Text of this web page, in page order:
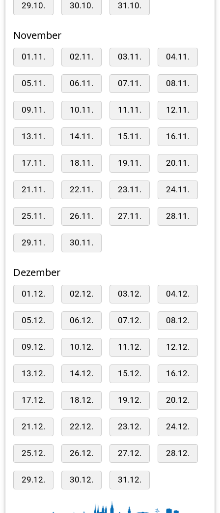
29.10. 30.10. 31.10.
November
01.11. 02.11. 03.11. 04.11.
05.11. 06.11. 07.11. 08.11.
09.11. 10.11. 11.11. 12.11.
13.11. 14.11. 15.11. 16.11.
17.11. 18.11. 19.11. 20.11.
21.11. 22.11. 23.11. 24.11.
25.11. 26.11. 27.11. 28.11.
29.11. 30.11.
Dezember
01.12. 02.12. 03.12. 04.12.
05.12. 06.12. 07.12. 08.12.
09.12. 10.12. 11.12. 12.12.
13.12. 14.12. 15.12. 16.12.
17.12. 18.12. 19.12. 20.12.
21.12. 22.12. 23.12. 24.12.
25.12. 26.12. 27.12. 28.12.
29.12. 30.12. 31.12.